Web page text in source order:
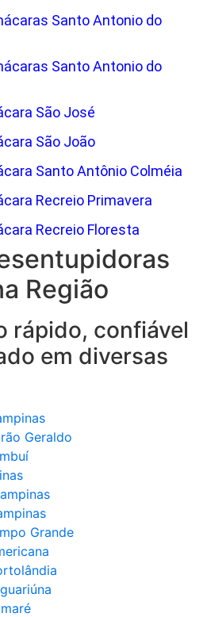
Santo Antonio do
Santo Antonio do
São José
São João
Santo Antônio Colméia
Recreio Primavera
Recreio Floresta
Região
rápido, confiável
em diversas
Geraldo
Grande